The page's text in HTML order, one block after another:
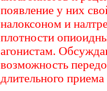
появление у них
налоксоном и
плотности
агонистам.
возможность
длительного приема